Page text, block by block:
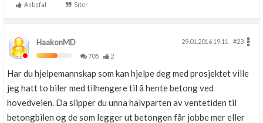
Anbefal Siter
HaakonMD 29.01.2016 19.11
#23
705
2
Har du hjelpemannskap som kan hjelpe deg med prosjektet ville
jeg hatt to biler med tilhengere til å hente betong ved
hovedveien. Da slipper du unna halvparten av ventetiden til
betongbilen og de som legger ut betongen får jobbe mer eller